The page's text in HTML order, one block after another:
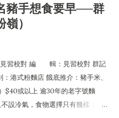
豬手想食要早──群
）
習校對 編 輯：見習校對 群記
港式粉麵店 餓底推介：豬手米、
$40或以上 逾30年的老字號麵
設冷氣，食物選擇只有幾樣：豬